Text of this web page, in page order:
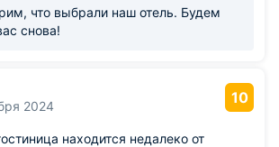
что выбрали наш отель. Будем
снова!
2024
10
находится недалеко от